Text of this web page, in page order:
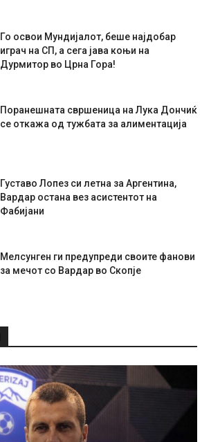
Го освои Мундијалот, беше најдобар
играч на СП, а сега јава коњи на
Дурмитор во Црна Гора!
Поранешната свршеница на Лука Дончиќ
се откажа од тужбата за алиментација
Густаво Лопез си летна за Аргентина,
Вардар остана вез асистентот на
Фабијани
Мелсунген ги предупреди своите фанови
за мечот со Вардар во Скопје